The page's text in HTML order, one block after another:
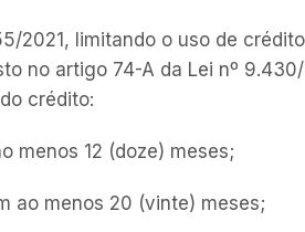
2021, limitando o uso de
no artigo 74-A da Lei nº
crédito:
menos 12 (doze) meses;
ao menos 20 (vinte) meses;